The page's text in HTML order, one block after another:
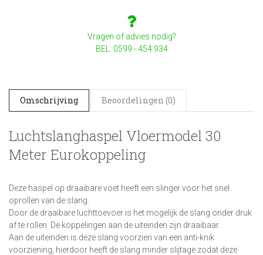
Vragen of advies nodig?
BEL: 0599 - 454 934
Omschrijving Beoordelingen (0)
Luchtslanghaspel Vloermodel 30
Meter Eurokoppeling
Deze haspel op draaibare voet heeft een slinger voor het snel
oprollen van de slang.
Door de draaibare luchttoevoer is het mogelijk de slang onder druk
af te rollen. De koppelingen aan de uiteinden zijn draaibaar.
Aan de uiteinden is deze slang voorzien van een anti-knik
voorziening, hierdoor heeft de slang minder slijtage zodat deze